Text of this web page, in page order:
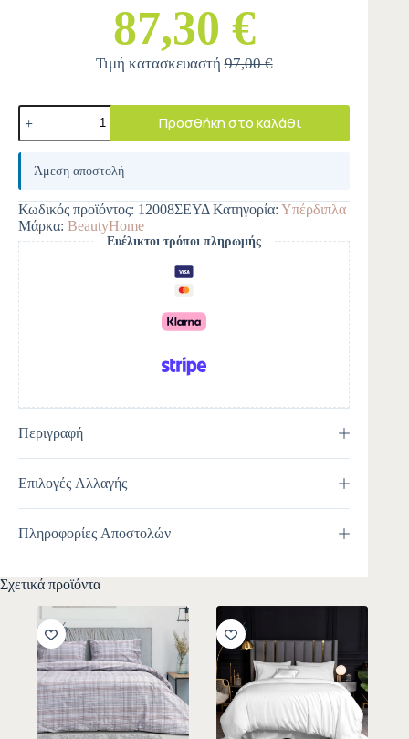
87,30 €
Τιμή κατασκευαστή97,00 €
Προσθήκη στο καλάθι
A
e
r
n
a
t
i
v
e
:
Άμεση αποστολή
Κωδικός προϊόντος: 12008ΣΕΥΔ Κατηγορία: Υπέρδιπλα
Μάρκα: BeautyHome
Ευέλικτοι τρόποι πληρωμής
Περιγραφή
Επιλογές Αλλαγής
Πληροφορίες Αποστολών
Σχετικά προϊόντα
-10% -10%